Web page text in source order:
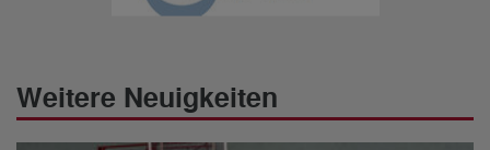
Weitere Neuigkeiten